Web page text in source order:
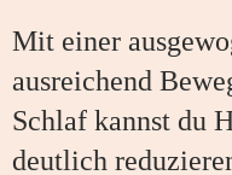
Mit einer
ausreichend
Schlaf kannst du
deutlich